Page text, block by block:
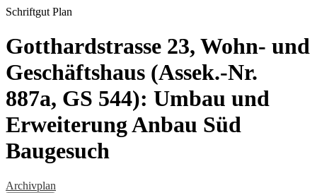
Schriftgut Plan
Gotthardstrasse 23, Wohn- und
Geschäftshaus (Assek.-Nr.
887a, GS 544): Umbau und
Erweiterung Anbau Süd
Baugesuch
Archivplan